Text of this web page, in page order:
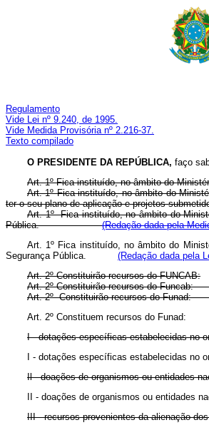
Regulamento
Vide Lei nº 9.240, de 1995.
Vide Medida Provisória nº 2.216-37.
Texto compilado
O PRESIDENTE DA REPÚBLICA, faço
Art. 1º Fica instituído, no âmbito do
Art. 1º Fica instituído, no âmbito do
ter o seu plano de aplicação e projetos
Art. 1º Fica instituído, no âmbito do
Pública.(Redação dada pela
Art. 1º Fica instituído, no âmbito do
Segurança Pública. (Redação dada pela
Art. 2º Constituirão recursos do FUNCAB:
Art. 2º Constituirão recursos do
Art. 2ºConstituirão recursos
Art. 2º Constituem recursos do
I - dotações específicas estabelecidas no
I - dotações específicas
Il - doações de organismos ou entidades
II - doações de organismos ou
III - recursos provenientes da alienação